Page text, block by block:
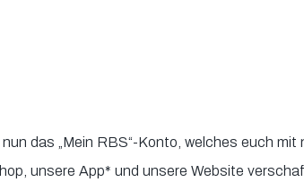
das „Mein RBS“-Konto, welches euch mit
unsere App* und unsere Website